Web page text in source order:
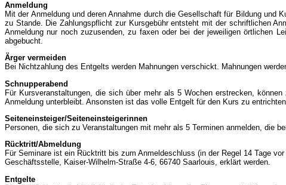
Anmeldung
Mit der Anmeldung und deren Annahme durch die Gesellschaft für Bildung
zu Stande. Die Zahlungspflicht zur Kursgebühr entsteht mit der schriftlichen
Anmeldung nur noch zuzusenden, zu faxen oder bei der jeweiligen örtlichen
abgebucht.
Ärger vermeiden
Bei Nichtzahlung des Entgelts werden Mahnungen verschickt. Mahnungen
Schnupperabend
Für Kursveranstaltungen, die sich über mehr als 5 Wochen erstrecken,
Anmeldung unterbleibt. Ansonsten ist das volle Entgelt für den Kurs zu entrichten.
Seiteneinsteiger/Seiteneinsteigerinnen
Personen, die sich zu Veranstaltungen mit mehr als 5 Terminen anmelden, die
Rücktritt/Abmeldung
Für Seminare ist ein Rücktritt bis zum Anmeldeschluss (in der Regel 14 Tage
Geschäftsstelle, Kaiser-Wilhelm-Straße 4-6, 66740 Saarlouis, erklärt werden.
Entgelte